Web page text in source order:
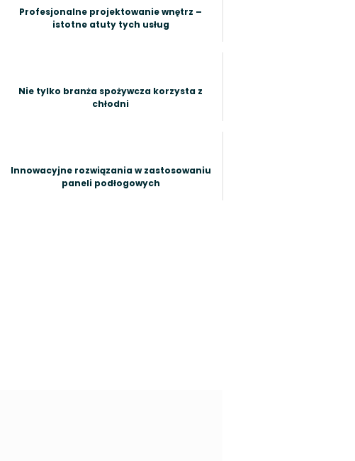
Profesjonalne projektowanie wnętrz –
istotne atuty tych usług
Nie tylko branża spożywcza korzysta z
chłodni
Innowacyjne rozwiązania w zastosowaniu
paneli podłogowych